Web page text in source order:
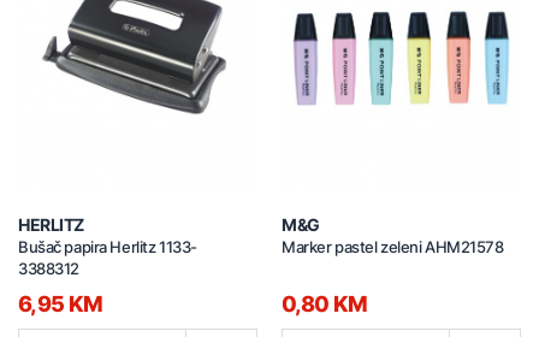
HERLITZ
Bušač papira Herlitz 1133-
3388312
6,95 KM
M&G
Marker pastel zeleni AHM21578
0,80 KM